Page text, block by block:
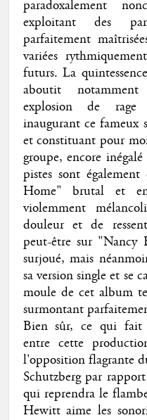
paradoxalement
exploitant des
parfaitement
variées
futurs. La
aboutit
explosion de
inaugurant ce fameux
et constituant pour
groupe, encore
pistes sont
Home" brutal et
violemment
douleur et de
peut-être sur
surjoué, mais
sa version single et se
moule de cet album
surmontant
Bien sûr, ce qui fait
entre cette
l'opposition flagrante
Schutzberg par
qui reprendra le
Hewitt aime les